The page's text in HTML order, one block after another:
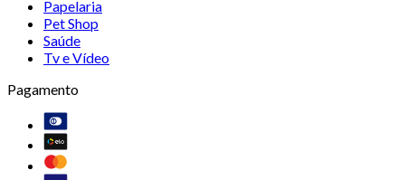
Papelaria
Pet Shop
Saúde
Tv e Vídeo
Pagamento